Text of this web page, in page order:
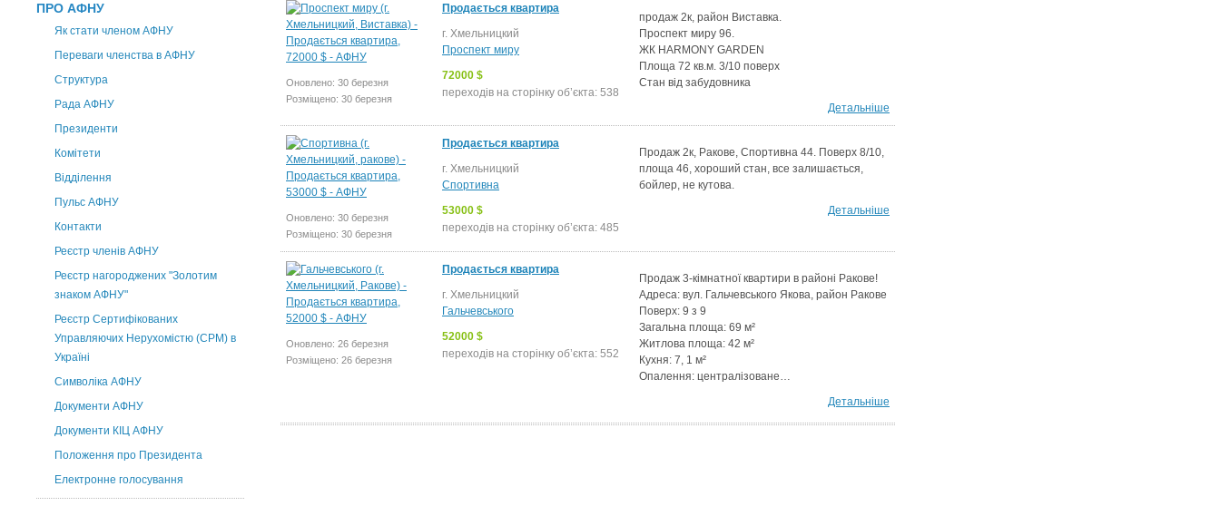
ПРО АФНУ
Як стати членом АФНУ
Переваги членства в АФНУ
Структура
Рада АФНУ
Президенти
Комітети
Відділення
Пульс АФНУ
Контакти
Реєстр членів АФНУ
Реєстр нагороджених "Золотим
знаком АФНУ"
Реєстр Сертифікованих
Управляючих Нерухомістю (CPM) в
Україні
Символіка АФНУ
Документи АФНУ
Документи КІЦ АФНУ
Положення про Президента
Електронне голосування
Оновлено: 30 березня
Розміщено: 30 березня
Продається квартира
г. Хмельницкий
Проспект миру
72000 $
переходів на сторінку об’єкта: 538
продаж 2к, район Виставка.
Проспект миру 96.
ЖК HARMONY GARDEN
Площа 72 кв.м. 3/10 поверх
Стан від забудовника
Детальніше
Оновлено: 30 березня
Розміщено: 30 березня
Продається квартира
г. Хмельницкий
Спортивна
53000 $
переходів на сторінку об’єкта: 485
Продаж 2к, Ракове, Спортивна 44. Поверх 8/10,
площа 46, хороший стан, все залишається,
бойлер, не кутова.
Детальніше
Оновлено: 26 березня
Розміщено: 26 березня
Продається квартира
г. Хмельницкий
Гальчевського
52000 $
переходів на сторінку об’єкта: 552
Продаж 3-кімнатної квартири в районі Ракове!
Адреса: вул. Гальчевського Якова, район Ракове
Поверх: 9 з 9
Загальна площа: 69 м²
Житлова площа: 42 м²
Кухня: 7, 1 м²
Опалення: централізоване…
Детальніше